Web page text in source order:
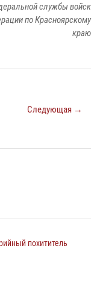
службы войск
по Красноярскому
краю
Следующая →
похититель